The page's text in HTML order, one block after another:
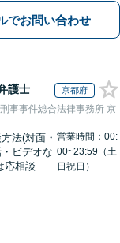
でお問い合わせ
護士 京都府
事事件総合法律事務所 京
法(対面・
ビデオな
応相談
営業時間：00:
00~23:59（土
日祝日）